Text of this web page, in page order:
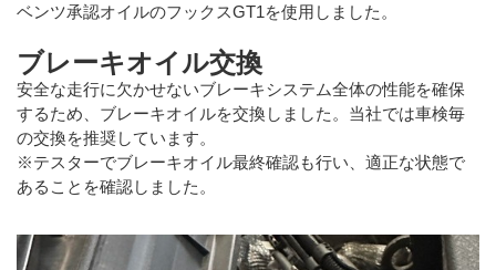
ベンツ承認オイルのフックスGT1を使用しました。
ブレーキオイル交換
安全な走行に欠かせないブレーキシステム全体の性能を確保
するため、ブレーキオイルを交換しました。当社では車検毎
の交換を推奨しています。
※テスターでブレーキオイル最終確認も行い、適正な状態で
あることを確認しました。